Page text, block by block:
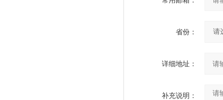
省份：
详细地址：
补充说明：